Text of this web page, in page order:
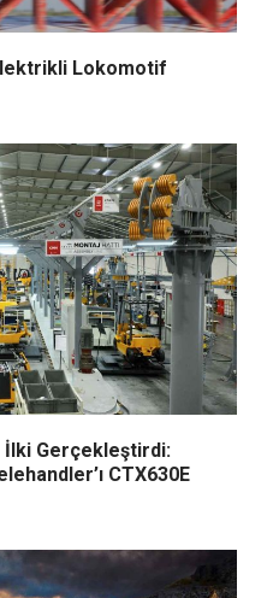
Lokomotif
Gerçekleştirdi:
CTX630E